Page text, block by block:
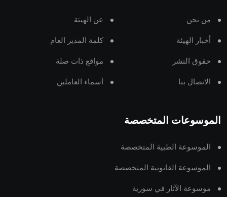
من نحن عن الهيئة
أخبار الهيئة كلمة المدير العام
حقوق النشر مواقع ذات صلة
الاتصال بنا أسماء العاملين
الموسوعات المتخصصة
الموسوعة الطبية المتخصصة
الموسوعة القانونية المتخصصة
موسوعة الآثار في سورية